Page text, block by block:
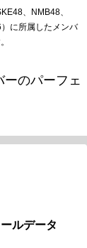
、NMB48、
に所属したメンバ
のパーフェ
ルデータ